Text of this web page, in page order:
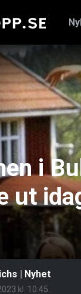
i
ut
| Nyhet
kl. 10:45